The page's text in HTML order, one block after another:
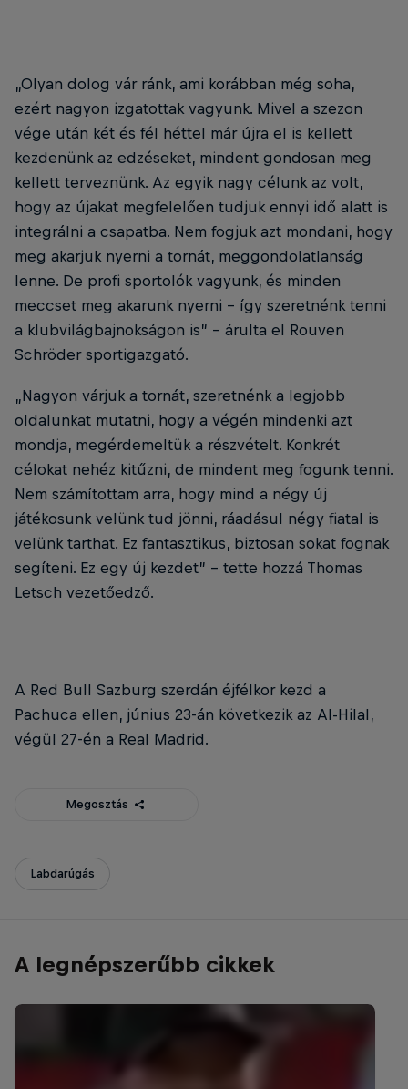
„Olyan dolog vár ránk, ami korábban még soha,
ezért nagyon izgatottak vagyunk. Mivel a szezon
vége után két és fél héttel már újra el is kellett
kezdenünk az edzéseket, mindent gondosan meg
kellett terveznünk. Az egyik nagy célunk az volt,
hogy az újakat megfelelően tudjuk ennyi idő alatt is
integrálni a csapatba. Nem fogjuk azt mondani, hogy
meg akarjuk nyerni a tornát, meggondolatlanság
lenne. De profi sportolók vagyunk, és minden
meccset meg akarunk nyerni – így szeretnénk tenni
a klubvilágbajnokságon is” – árulta el Rouven
Schröder sportigazgató.
„Nagyon várjuk a tornát, szeretnénk a legjobb
oldalunkat mutatni, hogy a végén mindenki azt
mondja, megérdemeltük a részvételt. Konkrét
célokat nehéz kitűzni, de mindent meg fogunk tenni.
Nem számítottam arra, hogy mind a négy új
játékosunk velünk tud jönni, ráadásul négy fiatal is
velünk tarthat. Ez fantasztikus, biztosan sokat fognak
segíteni. Ez egy új kezdet” – tette hozzá Thomas
Letsch vezetőedző.
A Red Bull Sazburg szerdán éjfélkor kezd a
Pachuca ellen, június 23-án következik az Al-Hilal,
végül 27-én a Real Madrid.
Megosztás
Labdarúgás
A legnépszerűbb cikkek